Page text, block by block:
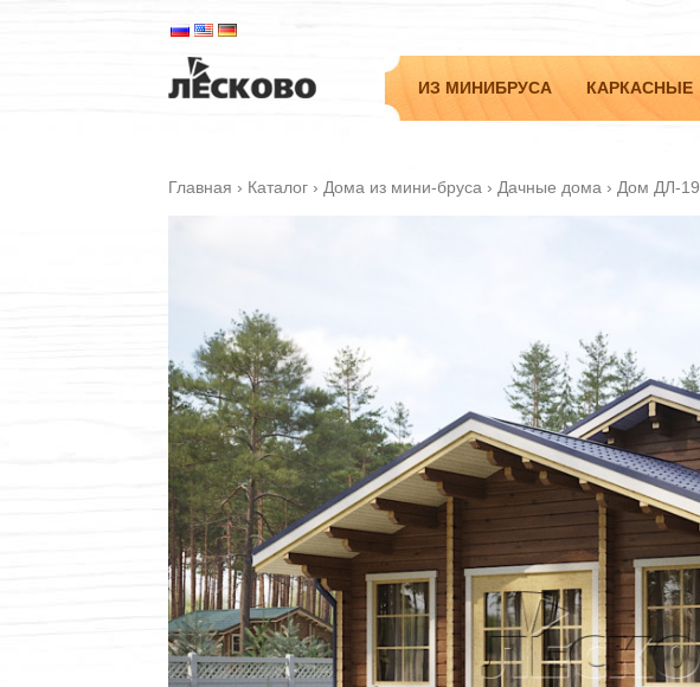
ИЗ МИНИБРУСА
Садовые
КАРКАСНЫЕ
Главная › Каталог › Дома из мини-бруса › Дачные дома › Дом ДЛ-19